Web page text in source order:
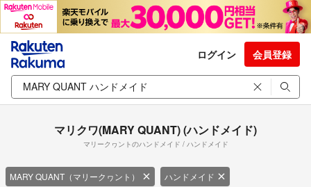
ログイン 会員登録
マリクワ(MARY QUANT) (ハンドメイド)
マリークヮントのハンドメイド / ハンドメイド
MARY QUANT（マリークヮント） ハンドメイド